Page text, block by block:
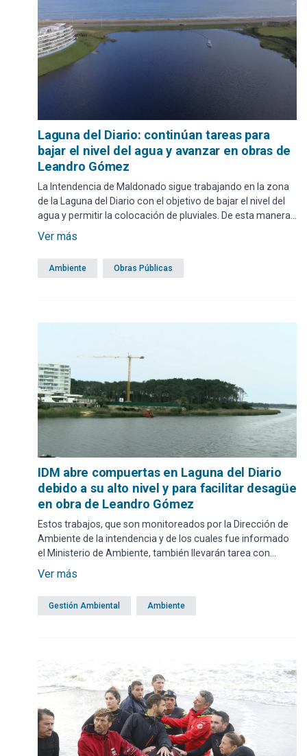
Laguna del Diario: continúan tareas para
bajar el nivel del agua y avanzar en obras de
Leandro Gómez
La Intendencia de Maldonado sigue trabajando en la zona
de la Laguna del Diario con el objetivo de bajar el nivel del
agua y permitir la colocación de pluviales. De esta manera,
se podrá avanzar en la obra que se ejecuta en Leandro
Ver más
Ambiente Obras Públicas
IDM abre compuertas en Laguna del Diario
debido a su alto nivel y para facilitar desagüe
en obra de Leandro Gómez
Estos trabajos, que son monitoreados por la Dirección de
Ambiente de la intendencia y de los cuales fue informado
el Ministerio de Ambiente, también llevarán tarea con
maquinaria.
Ver más
Gestión Ambiental Ambiente